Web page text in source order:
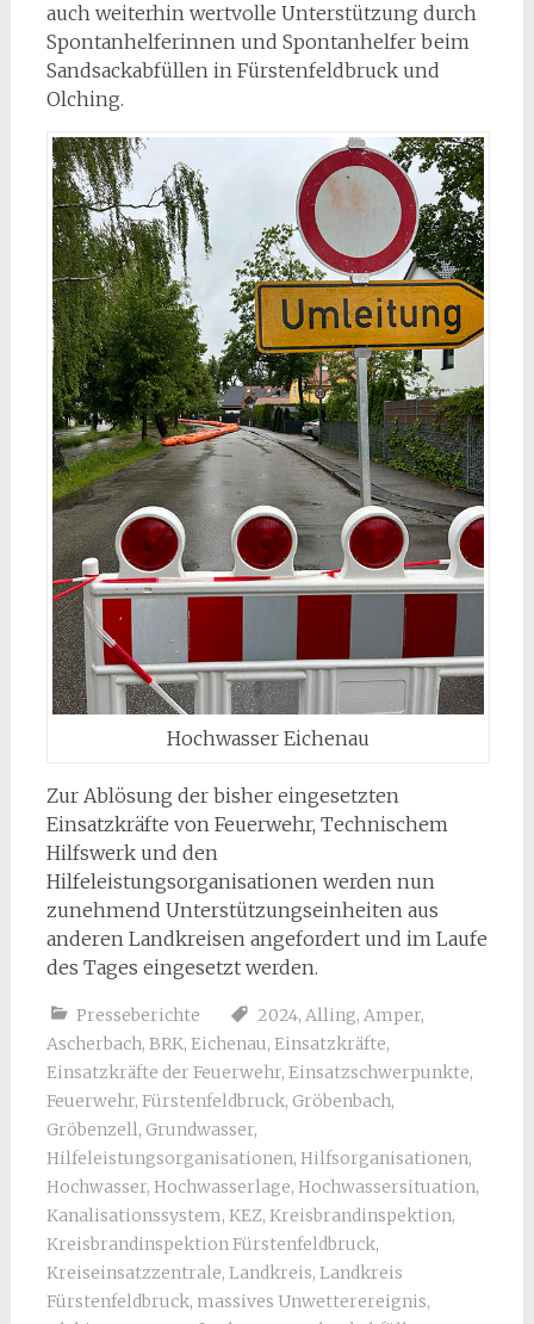
auch weiterhin wertvolle Unterstützung durch
Spontanhelferinnen und Spontanhelfer beim
Sandsackabfüllen in Fürstenfeldbruck und
Olching.
Hochwasser Eichenau
Zur Ablösung der bisher eingesetzten
Einsatzkräfte von Feuerwehr, Technischem
Hilfswerk und den
Hilfeleistungsorganisationen werden nun
zunehmend Unterstützungseinheiten aus
anderen Landkreisen angefordert und im Laufe
des Tages eingesetzt werden.
Presseberichte 2024, Alling, Amper,
Ascherbach, BRK, Eichenau, Einsatzkräfte,
Einsatzkräfte der Feuerwehr, Einsatzschwerpunkte,
Feuerwehr, Fürstenfeldbruck, Gröbenbach,
Gröbenzell, Grundwasser,
Hilfeleistungsorganisationen, Hilfsorganisationen,
Hochwasser, Hochwasserlage, Hochwassersituation,
Kanalisationssystem, KEZ, Kreisbrandinspektion,
Kreisbrandinspektion Fürstenfeldbruck,
Kreiseinsatzzentrale, Landkreis, Landkreis
Fürstenfeldbruck, massives Unwetterereignis,